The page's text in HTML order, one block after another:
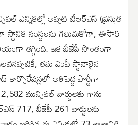
ఎన్నికల్లో అప్పటి టీఆర్ఎస్ (ప్రస్తుత
స్థానిక సంస్థలను గెలుచుకోగా, ఈసారి
తగ్గింది. ఇక బీజేపీ సొంతంగా
తమ ఎంపీ స్థానాలైన
అతిపెద్ద పార్టీగా
మున్సిపల్ వార్డులకు గాను
717, బీజేపీ 261 వార్డులను